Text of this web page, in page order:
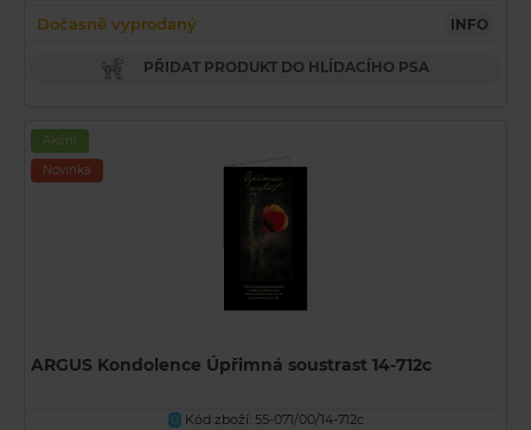
Dočasně vyprodaný INFO
PŘIDAT PRODUKT DO HLÍDACÍHO PSA
Akční
Novinka
ARGUS Kondolence Úpřimná soustrast 14-712c
U Kód zboží: 55-071/00/14-712c